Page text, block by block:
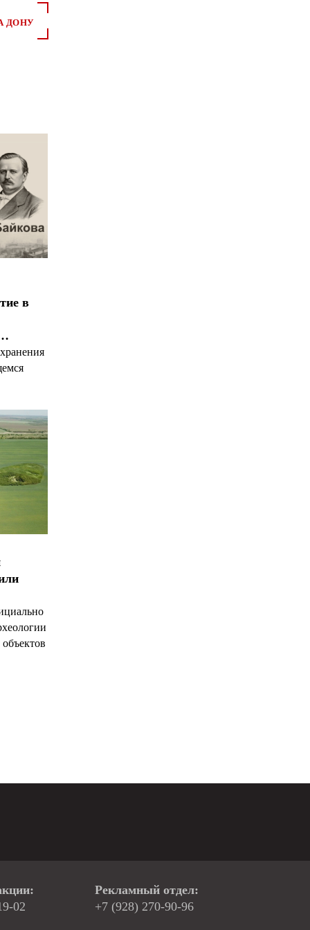
ДОНУ
в
02
Рекламный отдел:
+7 (928) 270-90-96